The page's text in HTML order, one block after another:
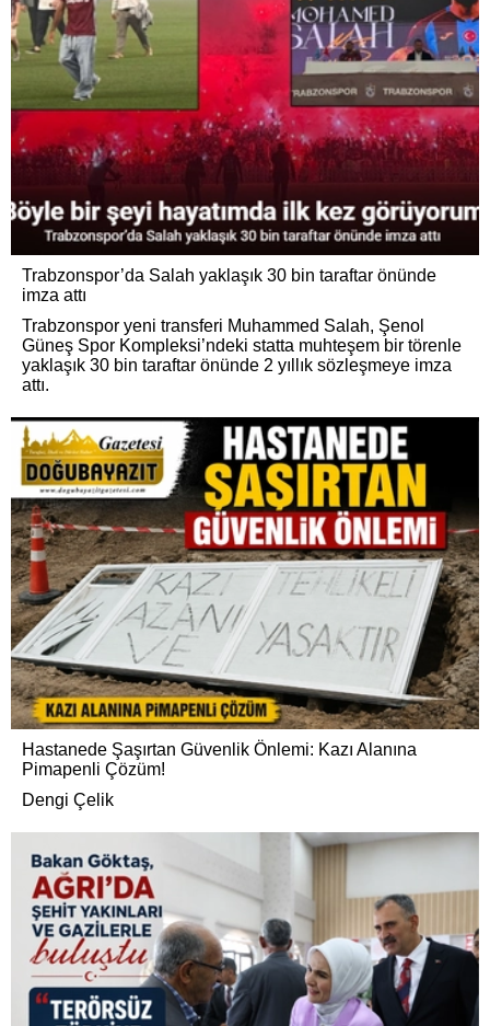
Trabzonspor’da Salah yaklaşık 30 bin taraftar önünde
imza attı
Trabzonspor yeni transferi Muhammed Salah, Şenol
Güneş Spor Kompleksi’ndeki statta muhteşem bir törenle
yaklaşık 30 bin taraftar önünde 2 yıllık sözleşmeye imza
attı.
Hastanede Şaşırtan Güvenlik Önlemi: Kazı Alanına
Pimapenli Çözüm!
Dengi Çelik